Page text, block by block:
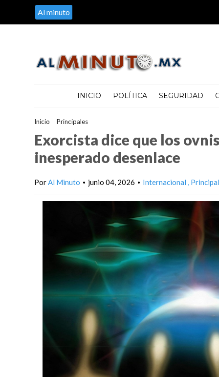
Al minuto
INICIO POLÍTICA SEGURIDAD
Inicio Principales>
Exorcista dice que los
inesperado desenlace
PorAl Minuto • junio 04, 2026 • Internacional